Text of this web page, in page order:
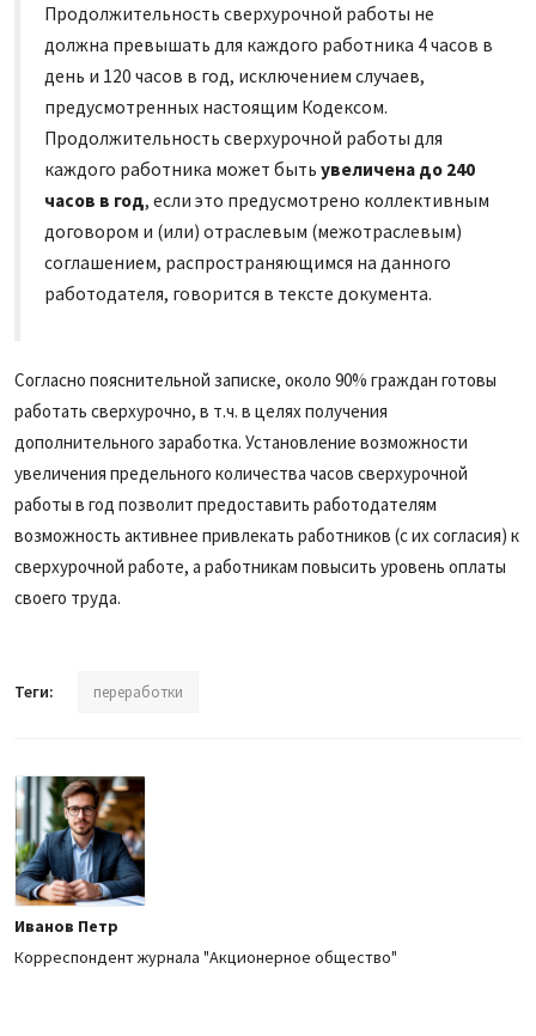
Продолжительность сверхурочной работы не
должна превышать для каждого работника 4 часов в
день и 120 часов в год, исключением случаев,
предусмотренных настоящим Кодексом.
Продолжительность сверхурочной работы для
каждого работника может быть увеличена до 240
часов в год, если это предусмотрено коллективным
договором и (или) отраслевым (межотраслевым)
соглашением, распространяющимся на данного
работодателя, говорится в тексте документа.
Согласно пояснительной записке, около 90% граждан готовы
работать сверхурочно, в т.ч. в целях получения
дополнительного заработка. Установление возможности
увеличения предельного количества часов сверхурочной
работы в год позволит предоставить работодателям
возможность активнее привлекать работников (с их согласия) к
сверхурочной работе, а работникам повысить уровень оплаты
своего труда.
Теги: переработки
Иванов Петр
Корреспондент журнала "Акционерное общество"